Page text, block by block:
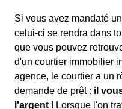
Si vous avez mandaté
celui-ci se rendra dans
que vous pouvez
d'un courtier immobilier
agence, le courtier a un
demande de prêt : il
l'argent ! Lorsque l'on